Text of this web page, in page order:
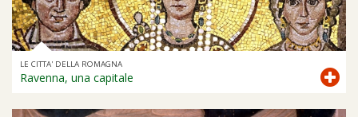
LE CITTA' DELLA ROMAGNA
Ravenna, una capitale